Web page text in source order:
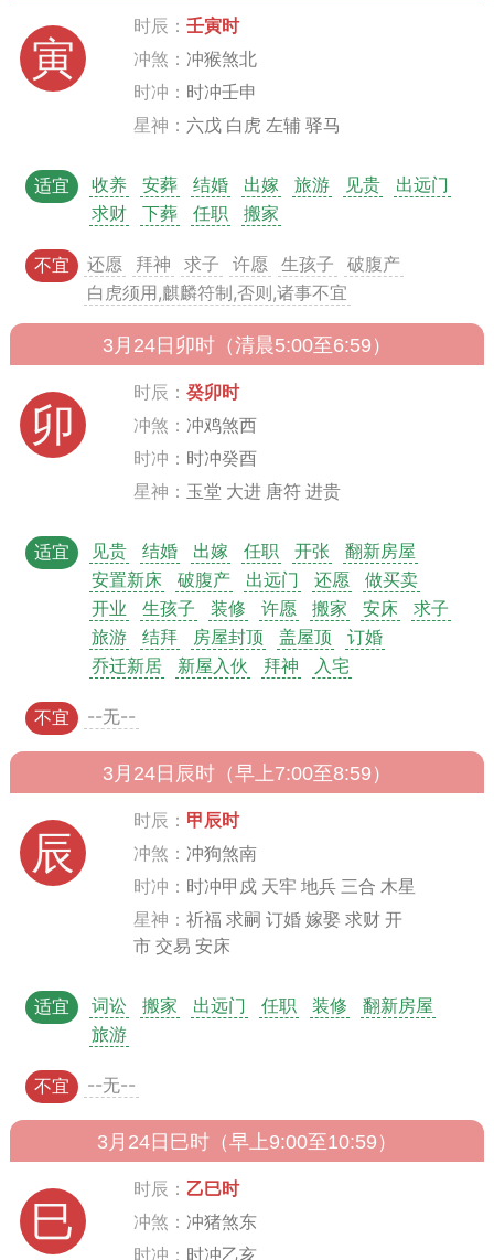
寅
时辰： 壬寅时
冲煞： 冲猴煞北
时冲： 时冲壬申
星神： 六戊 白虎 左辅 驿马
适宜 收养 安葬 结婚 出嫁 旅游 见贵
出远门
求财
下葬 任职 搬家
不宜 还愿 拜神 求子 许愿 生孩子
破腹产
白虎须用,麒麟符制,否则,诸事不宜
3月24日卯时（清晨5:00至6:59）
卯
时辰： 癸卯时
冲煞： 冲鸡煞西
时冲： 时冲癸酉
星神： 玉堂 大进 唐符 进贵
适宜 见贵 结婚 出嫁 任职 开张
翻新房屋
安置新床
破腹产 出远门 还愿
做买卖
开业
生孩子 装修 许愿 搬家 安床
求子
旅游
结拜 房屋封顶 盖屋顶
订婚
乔迁新居
新屋入伙 拜神 入宅
不宜 --无--
3月24日辰时（早上7:00至8:59）
辰
时辰： 甲辰时
冲煞： 冲狗煞南
时冲： 时冲甲戍 天牢 地兵 三合 木星
星神： 祈福 求嗣 订婚 嫁娶 求财 开
市 交易 安床
适宜 词讼 搬家 出远门 任职 装修
翻新房屋
旅游
不宜 --无--
3月24日巳时（早上9:00至10:59）
巳
时辰： 乙巳时
冲煞： 冲猪煞东
时冲： 时冲乙亥